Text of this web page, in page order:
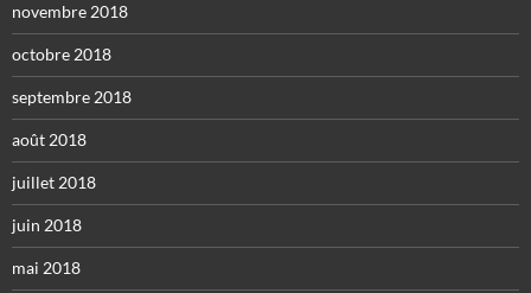
novembre 2018
octobre 2018
septembre 2018
août 2018
juillet 2018
juin 2018
mai 2018